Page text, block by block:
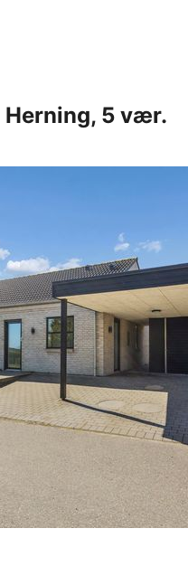
Herning, 5 vær.